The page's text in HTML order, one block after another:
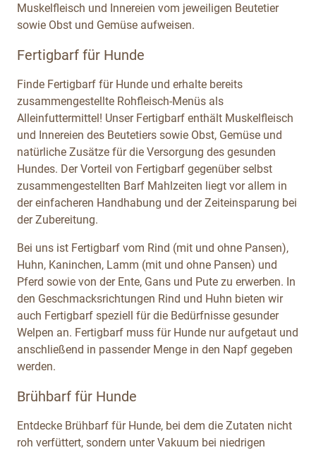
Muskelfleisch und Innereien vom jeweiligen Beutetier
sowie Obst und Gemüse aufweisen.
Fertigbarf für Hunde
Finde Fertigbarf für Hunde und erhalte bereits
zusammengestellte Rohfleisch-Menüs als
Alleinfuttermittel! Unser Fertigbarf enthält Muskelfleisch
und Innereien des Beutetiers sowie Obst, Gemüse und
natürliche Zusätze für die Versorgung des gesunden
Hundes. Der Vorteil von Fertigbarf gegenüber selbst
zusammengestellten Barf Mahlzeiten liegt vor allem in
der einfacheren Handhabung und der Zeiteinsparung bei
der Zubereitung.
Bei uns ist Fertigbarf vom Rind (mit und ohne Pansen),
Huhn, Kaninchen, Lamm (mit und ohne Pansen) und
Pferd sowie von der Ente, Gans und Pute zu erwerben. In
den Geschmacksrichtungen Rind und Huhn bieten wir
auch Fertigbarf speziell für die Bedürfnisse gesunder
Welpen an. Fertigbarf muss für Hunde nur aufgetaut und
anschließend in passender Menge in den Napf gegeben
werden.
Brühbarf für Hunde
Entdecke Brühbarf für Hunde, bei dem die Zutaten nicht
roh verfüttert, sondern unter Vakuum bei niedrigen